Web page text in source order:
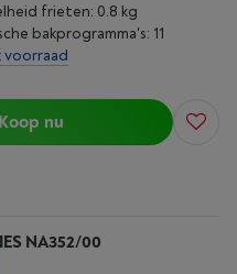
frieten: 0.8 kg
bakprogramma's: 11
voorraad
Koop nu
NA352/00